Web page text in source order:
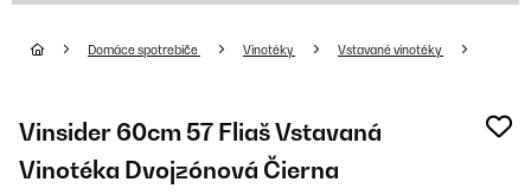
Domáce spotrebiče Vinotéky Vstavané vinotéky
Vinsider 60cm 57 Fliaš Vstavaná
Vinotéka Dvojzónová Čierna